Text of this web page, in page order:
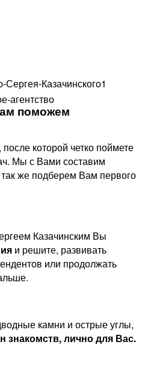
поможем
которой четко поймете
Мы с Вами составим
же подберем Вам первого
Казачинским Вы
и решите, развивать
или продолжать
камни и острые углы,
знакомств, лично для Вас.